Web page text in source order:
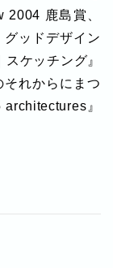
鹿島賞、
ッドデザイン
ケッチング』
それからにまつ
』